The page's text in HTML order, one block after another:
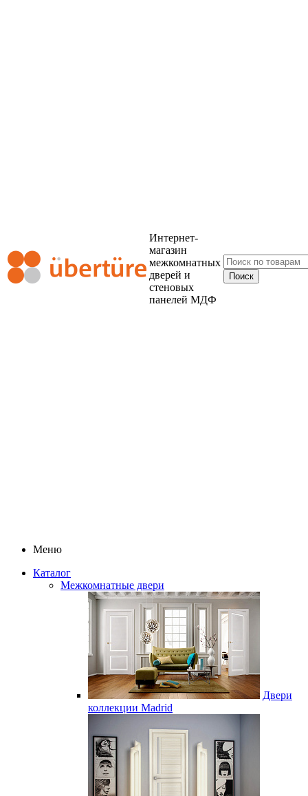
Интернет-
магазин
межкомнатных
дверей и
стеновых
панелей МДФ
Меню
Каталог
Межкомнатные двери
Двери
коллекции Madrid